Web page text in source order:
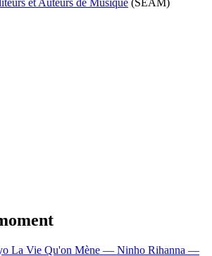
La Vie Qu'on Mène — Ninho Rihanna —